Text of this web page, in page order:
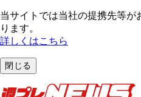
当サイトでは当社の提携先等が
ります。
詳しくはこちら
閉じる